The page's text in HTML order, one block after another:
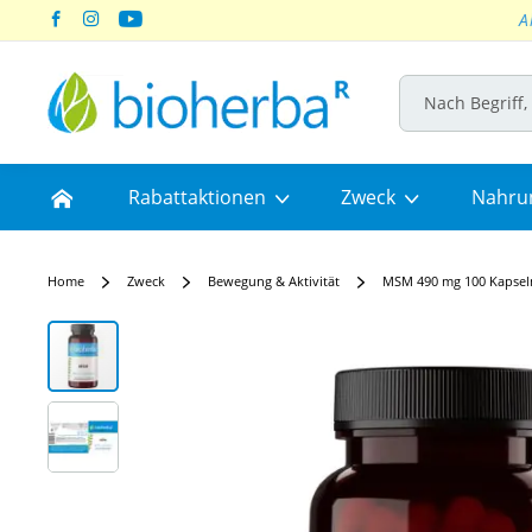
Skip
Content
Rabattaktionen Zweck
Home Zweck Bewegung & Aktivität MSM 490 mg 100
Skip
the
end
the